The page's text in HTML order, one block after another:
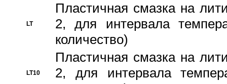
LT
Пластичная смазка на
2, для интервала
количество)
LT10
Пластичная смазка на
2, для интервала